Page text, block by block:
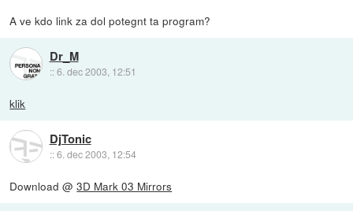
A ve kdo link za dol potegnt ta program?
Dr_M
::6. dec 2003, 12:51
klik
DjTonic
::6. dec 2003, 12:54
Download @3D Mark 03 Mirrors